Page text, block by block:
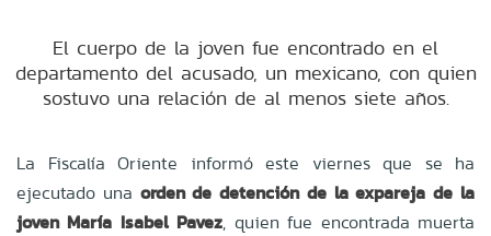
El cuerpo de la joven fue encontrado en el
departamento del acusado, un mexicano, con quien
sostuvo una relación de al menos siete años.
La Fiscalía Oriente informó este viernes que se ha
ejecutado una orden de detención de la expareja de la
joven María Isabel Pavez, quien fue encontrada muerta